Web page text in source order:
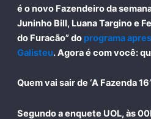
é o novo Fazendeiro da
Juninho Bill,Luana Targinoe
do Furacão” do programa
Galisteu. Agora é com você:
Quem vai sair de ‘A Fazenda
Segundo a enquete UOL, às